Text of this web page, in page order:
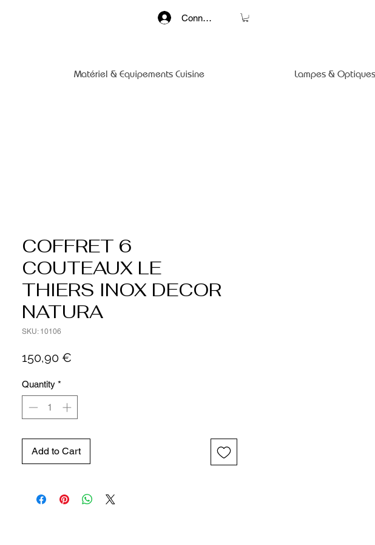
Connexion
Matériel & Equipements Cuisine Lampes &
COFFRET 6
COUTEAUX LE
THIERS INOX DECOR
NATURA
SKU: 10106
150,90 €
Quantity *
Add to Cart